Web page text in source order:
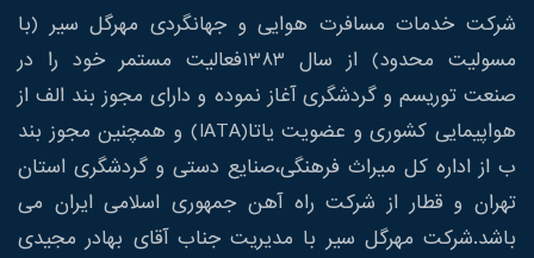
شرکت خدمات مسافرت هوایی و جهانگردی مهرگل سیر (با
مسولیت محدود) از سال 1383فعالیت مستمر خود را در
صنعت توریسم و گردشگری آغاز نموده و دارای مجوز بند الف از
هواپیمایی کشوری و عضویت یاتا(IATA) و همچنین مجوز بند
ب از اداره کل میراث فرهنگی،صنایع دستی و گردشگری استان
تهران و قطار از شرکت راه آهن جمهوری اسلامی ایران می
باشد.شرکت مهرگل سیر با مدیریت جناب آقای بهادر مجیدی